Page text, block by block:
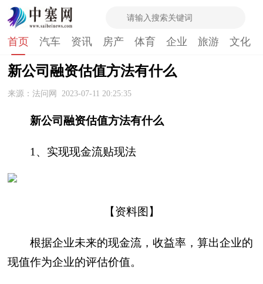
首页 汽车 资讯 房产 体育 企业 旅游 文化
新公司融资估值方法有什么
来源：法问网 2023-07-11 20:25:35
新公司融资估值方法有什么
1、实现现金流贴现法
【资料图】
根据企业未来的现金流，收益率，算出企业的
现值作为企业的评估价值。